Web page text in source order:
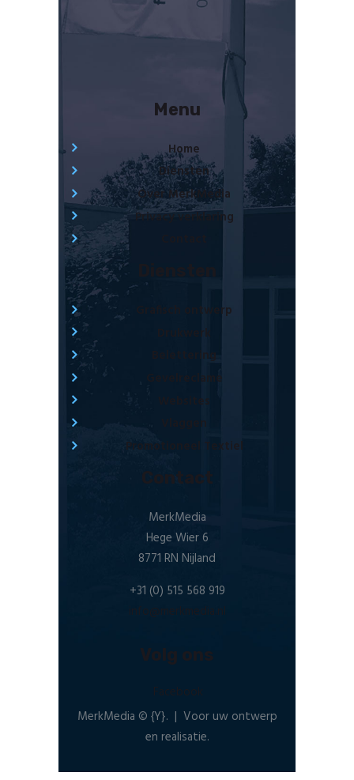
Menu
Home
Diensten
Over MerkMedia
Privacy verklaring
Grafisch ontwerp
Drukwerk
Belettering
Gevelreclame
Promotioneel Textiel
MerkMedia
Hege Wier 6
8771 RN Nijland
+31 (0) 515 568 919
info@merkmedia.nl
Volg ons
Facebook
MerkMedia © {Y}. | Voor uw ontwerp
en realisatie.